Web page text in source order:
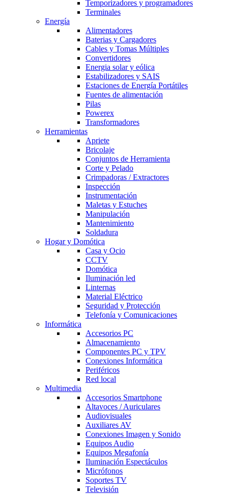
Temporizadores y programadores
Terminales
Energía
Alimentadores
Baterias y Cargadores
Cables y Tomas Múltiples
Convertidores
Energia solar y eólica
Estabilizadores y SAIS
Estaciones de Energía Portátiles
Fuentes de alimentación
Pilas
Powerex
Transformadores
Herramientas
Apriete
Bricolaje
Conjuntos de Herramienta
Corte y Pelado
Crimpadoras / Extractores
Inspección
Instrumentación
Maletas y Estuches
Manipulación
Mantenimiento
Soldadura
Hogar y Domótica
Casa y Ocio
CCTV
Domótica
Iluminación led
Linternas
Material Eléctrico
Seguridad y Protección
Telefonía y Comunicaciones
Informática
Accesorios PC
Almacenamiento
Componentes PC y TPV
Conexiones Informática
Periféricos
Red local
Multimedia
Accesorios Smartphone
Altavoces / Auriculares
Audiovisuales
Auxiliares AV
Conexiones Imagen y Sonido
Equipos Audio
Equipos Megafonía
Iluminación Espectáculos
Micrófonos
Soportes TV
Televisión